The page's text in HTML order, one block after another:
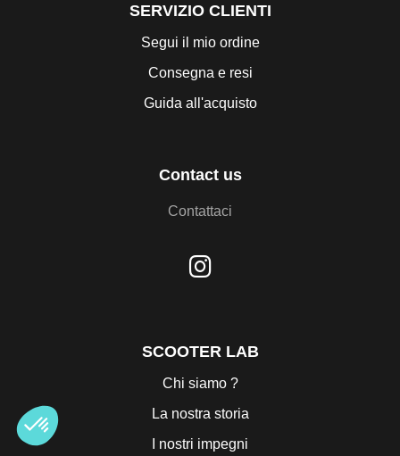
SERVIZIO CLIENTI
Segui il mio ordine
Consegna e resi
Guida all'acquisto
Contact us
Contattaci
SCOOTER LAB
Chi siamo ?
La nostra storia
I nostri impegni